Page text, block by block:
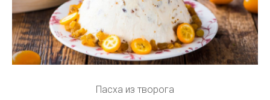
Пасха из творога